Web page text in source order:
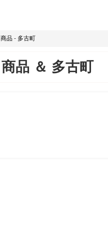
商品 - 多古町
商品 ＆ 多古町